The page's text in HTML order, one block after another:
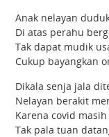
Anak nelayan
Di atas perahu
Tak dapat mudik
Cukup bayangkan
Dikala senja jala
Nelayan berakit
Karena covid
Tak pala tuan